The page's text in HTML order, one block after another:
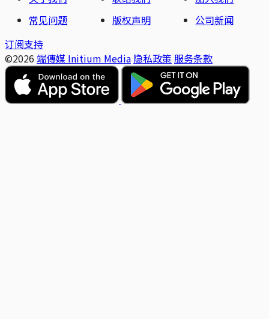
常见问题
版权声明
公司新闻
订阅支持
©2026 端傳媒 Initium Media 隐私政策 服务条款